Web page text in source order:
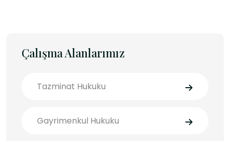
Çalışma Alanlarımız
Tazminat Hukuku
Gayrimenkul Hukuku